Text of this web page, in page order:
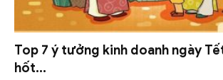
Top 7 ý tưởng kinh doanh ngày
hốt...